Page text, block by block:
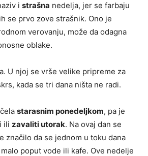
i strašna nedelja, jer se farbaju
se prvo zove strašnik. Ono je
verovanju, može da odagna
oblake.
U njoj se vrše velike pripreme za
kada se tri dana ništa ne radi.
starasnim ponedeljkom, pa je
ili zavaliti utorak. Na ovaj dan se
značilo da se jednom u toku dana
poput vode ili kafe. Ove nedelje